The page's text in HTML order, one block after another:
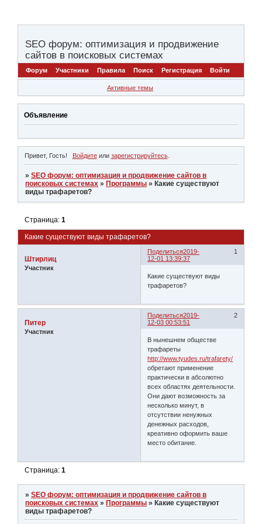
SEO форум: оптимизация и продвижение
сайтов в поисковых системах
Форум Участники Правила Поиск Регистрация Войти
Активные темы
Объявление
Привет, Гость! Войдитеили зарегистрируйтесь.
»SEO форум: оптимизация и продвижение сайтов в
поисковых системах » Программы » Какие существуют
виды трафаретов?
Какие существуют виды трафаретов?
Страница:1
Поделиться 1
2019-
12-01 13:39:37
Штирлиц
Участник
Какие существуют виды
трафаретов?
Поделиться 2
2019-
12-03 00:53:51
Питер
Участник
В нынешнем обществе
трафареты
http://www.tyudes.ru/trafarety/
обретают применение
практически в абсолютно
всех областях деятельности.
Они дают возможность за
несколько минут, в
отсутствии ненужных
денежных расходов,
креативно оформить ваше
место обитание.
Страница:1
»SEO форум: оптимизация и продвижение сайтов в
поисковых системах »Программы »Какие существуют
виды трафаретов?